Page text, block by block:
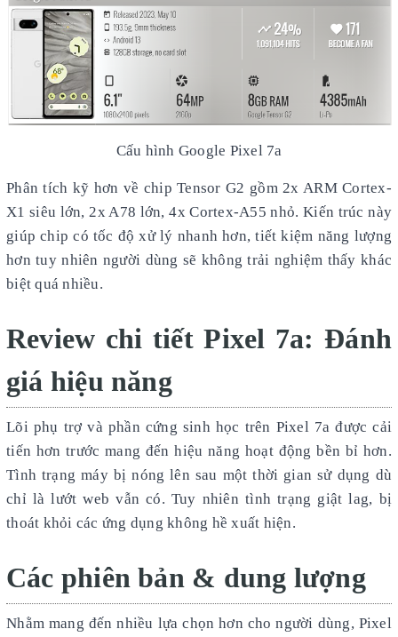
Cấu hình Google Pixel 7a
Phân tích kỹ hơn về chip Tensor G2 gồm 2x ARM Cortex-
X1 siêu lớn, 2x A78 lớn, 4x Cortex-A55 nhỏ. Kiến trúc này
giúp chip có tốc độ xử lý nhanh hơn, tiết kiệm năng lượng
hơn tuy nhiên người dùng sẽ không trải nghiệm thấy khác
biệt quá nhiều.
Review chi tiết Pixel 7a: Đánh
giá hiệu năng
Lõi phụ trợ và phần cứng sinh học trên Pixel 7a được cải
tiến hơn trước mang đến hiệu năng hoạt động bền bỉ hơn.
Tình trạng máy bị nóng lên sau một thời gian sử dụng dù
chỉ là lướt web vẫn có. Tuy nhiên tình trạng giật lag, bị
thoát khỏi các ứng dụng không hề xuất hiện.
Các phiên bản & dung lượng
Nhằm mang đến nhiều lựa chọn hơn cho người dùng, Pixel